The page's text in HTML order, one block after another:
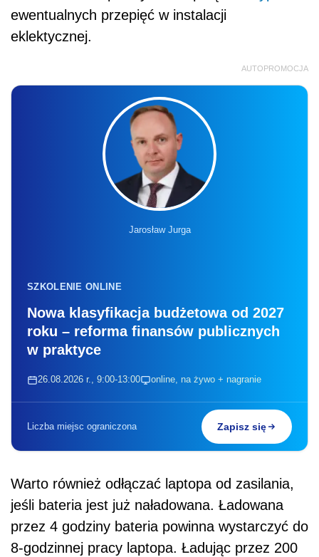
ewentualnych przepięć w instalacji
eklektycznej.
AUTOPROMOCJA
Jarosław Jurga
SZKOLENIE ONLINE
Nowa klasyfikacja budżetowa od 2027
roku – reforma finansów publicznych
w praktyce
26.08.2026 r., 9:00-13:00 online, na żywo + nagranie
Liczba miejsc ograniczona Zapisz się
Warto również odłączać laptopa od zasilania,
jeśli bateria jest już naładowana. Ładowana
przez 4 godziny bateria powinna wystarczyć do
8-godzinnej pracy laptopa. Ładując przez 200